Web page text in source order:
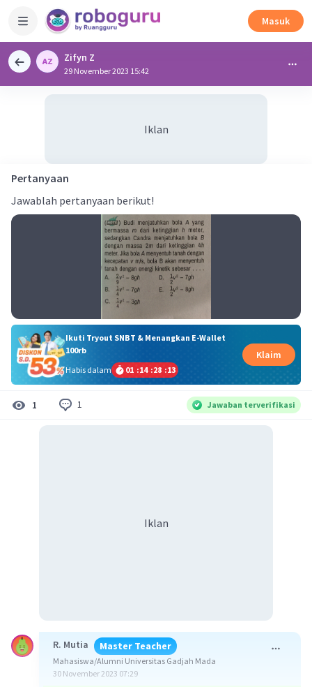
Masuk
Zifyn Z
29 November 2023 15:42
Iklan
Pertanyaan
Jawablah pertanyaan berikut!
Ikuti Tryout SNBT & Menangkan E-Wallet
100rb
Habis dalam
01 :14 :28 :13
Klaim
1 1 Jawaban terverifikasi
Iklan
R. Mutia Master Teacher
Mahasiswa/Alumni Universitas Gadjah Mada
30 November 2023 07:29